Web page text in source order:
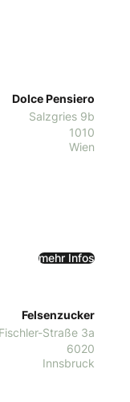
Dolce Pensiero
Salzgries 9b
1010
Wien
mehr Infos
Felsenzucker
Straße 3a
6020
Innsbruck